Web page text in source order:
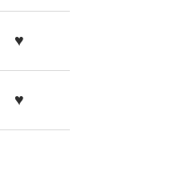
♥
♥